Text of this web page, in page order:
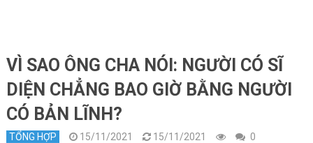
VÌ SAO ÔNG CHA NÓI: NGƯỜI CÓ SĨ
DIỆN CHẲNG BAO GIỜ BẰNG NGƯỜI
CÓ BẢN LĨNH?
TỔNG HỢP 15/11/2021 15/11/2021
0